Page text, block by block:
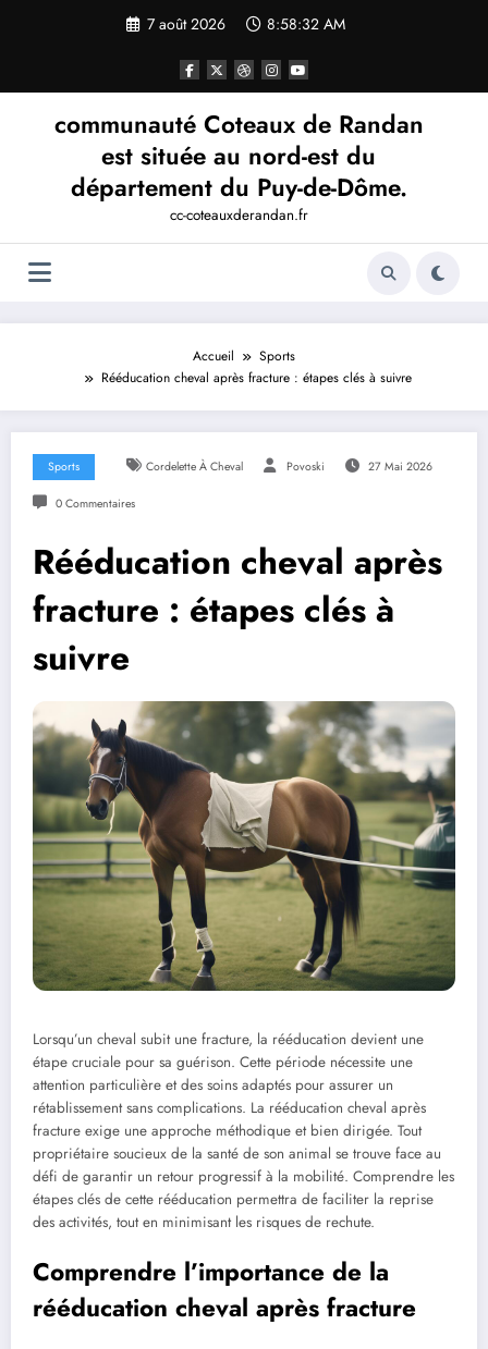
7 août 2026 8:58:32 AM
communauté Coteaux de Randan
est située au nord-est du
département du Puy-de-Dôme.
cc-coteauxderandan.fr
Accueil
Sports
Rééducation cheval après fracture : étapes clés à suivre
Sports Cordelette À Cheval Povoski 27 Mai 2026
0 Commentaires
Rééducation cheval après
fracture : étapes clés à
suivre
Lorsqu’un cheval subit une fracture, la rééducation devient une
étape cruciale pour sa guérison. Cette période nécessite une
attention particulière et des soins adaptés pour assurer un
rétablissement sans complications. La rééducation cheval après
fracture exige une approche méthodique et bien dirigée. Tout
propriétaire soucieux de la santé de son animal se trouve face au
défi de garantir un retour progressif à la mobilité. Comprendre les
étapes clés de cette rééducation permettra de faciliter la reprise
des activités, tout en minimisant les risques de rechute.
Comprendre l’importance de la
rééducation cheval après fracture